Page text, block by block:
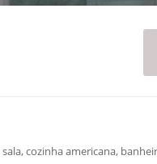
cozinha americana,